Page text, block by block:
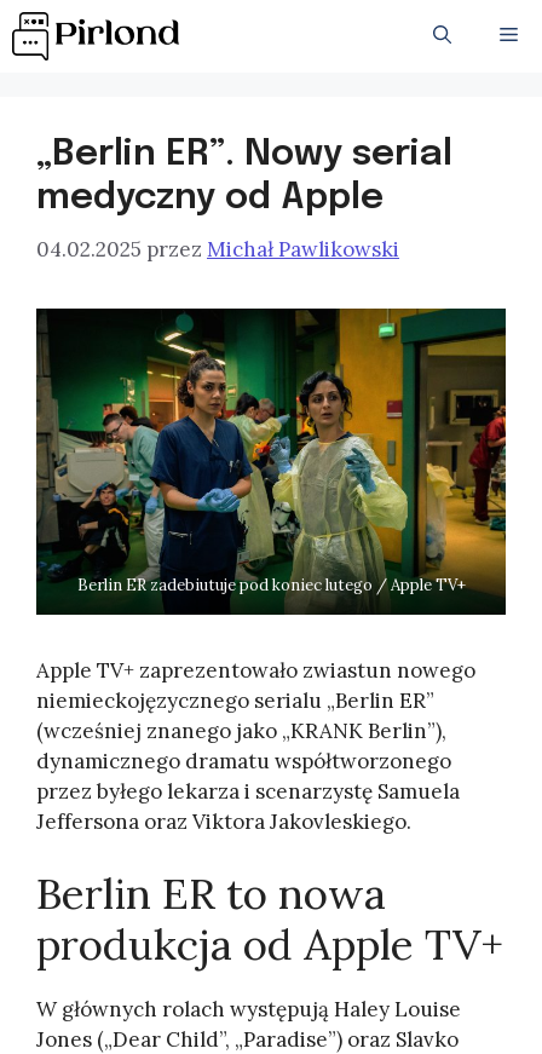
Przejdź
do
„Berlin ER”. Nowy serial
medyczny od Apple
04.02.2025 przez Michał Pawlikowski
Berlin ER zadebiutuje pod koniec lutego / Apple TV+
Apple TV+ zaprezentowało zwiastun nowego
niemieckojęzycznego serialu „Berlin ER”
(wcześniej znanego jako „KRANK Berlin”),
dynamicznego dramatu współtworzonego
przez byłego lekarza i scenarzystę Samuela
Jeffersona oraz Viktora Jakovleskiego.
Berlin ER to nowa
produkcja od Apple TV+
W głównych rolach występują Haley Louise
Jones („Dear Child”, „Paradise”) oraz Slavko